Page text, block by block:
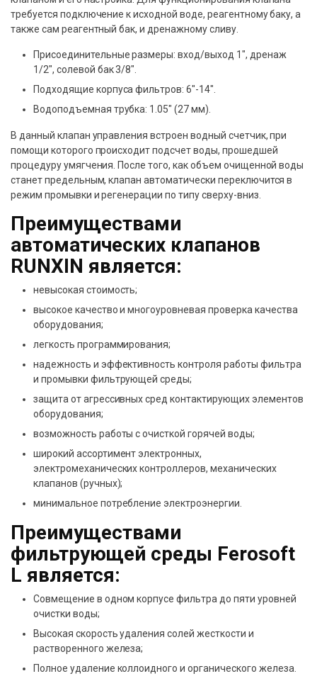
требуется подключение к исходной воде, реагентному баку, а
также сам реагентный бак, и дренажному сливу.
Присоединительные размеры: вход/выход 1″, дренаж
1/2″, солевой бак 3/8″.
Подходящие корпуса фильтров: 6″-14″.
Водоподъемная трубка: 1.05″ (27 мм).
В данный клапан управления встроен водный счетчик, при
помощи которого происходит подсчет воды, прошедшей
процедуру умягчения. После того, как объем очищенной воды
станет предельным, клапан автоматически переключится в
режим промывки и регенерации по типу сверху-вниз.
Преимуществами
автоматических клапанов
RUNXIN является:
невысокая стоимость;
высокое качество и многоуровневая проверка качества
оборудования;
легкость программирования;
надежность и эффективность контроля работы фильтра
и промывки фильтрующей среды;
защита от агрессивных сред контактирующих элементов
оборудования;
возможность работы с очисткой горячей воды;
широкий ассортимент электронных,
электромеханических контроллеров, механических
клапанов (ручных);
минимальное потребление электроэнергии.
Преимуществами
фильтрующей среды Ferosoft
L является:
Совмещение в одном корпусе фильтра до пяти уровней
очистки воды;
Высокая скорость удаления солей жесткости и
растворенного железа;
Полное удаление коллоидного и органического железа.